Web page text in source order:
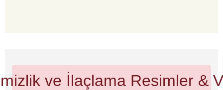
ve İlaçlama Resimler &